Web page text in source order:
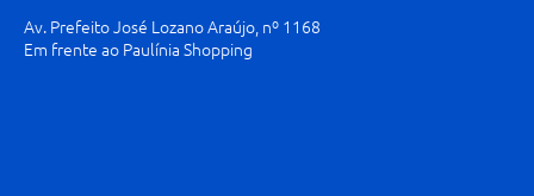
Av. Prefeito José Lozano Araújo, nº 1168
Em frente ao Paulínia Shopping